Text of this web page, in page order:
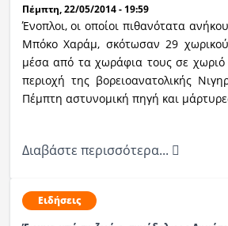
Κόσμος
Ραδιόφωνο LIVE
Πέμπτη, 22/05/2014 - 19:59
Ένοπλοι, οι οποίοι πιθανότατα
Μπόκο Χαράμ, σκότωσαν 29
μέσα από τα χωράφια τους σε
περιοχή της βορειοανατολικής
Πέμπτη αστυνομική πηγή και
Διαβάστε περισσότερα...
Ειδήσεις